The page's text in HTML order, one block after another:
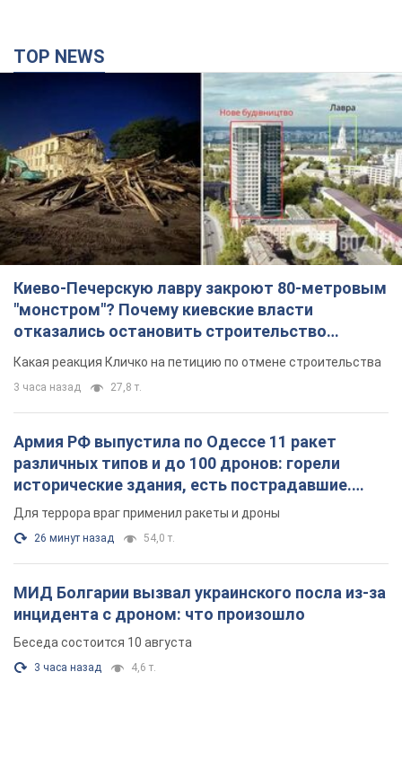
TOP NEWS
Киево-Печерскую лавру закроют 80-метровым
"монстром"? Почему киевские власти
отказались остановить строительство
небоскреба "московского верующего"
Какая реакция Кличко на петицию по отмене строительства
3 часа назад 27,8 т.
Армия РФ выпустила по Одессе 11 ракет
различных типов и до 100 дронов: горели
исторические здания, есть пострадавшие.
Фото и видео
Для террора враг применил ракеты и дроны
26 минут назад 54,0 т.
МИД Болгарии вызвал украинского посла из-за
инцидента с дроном: что произошло
Беседа состоится 10 августа
3 часа назад 4,6 т.